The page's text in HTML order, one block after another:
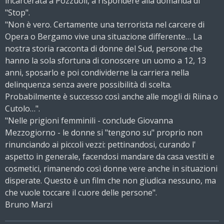
"Stop".
"Non è vero. Certamente una terrorista nel carcere di
Opera o Bergamo vive una situazione differente… La
nostra storia racconta di donne del Sud, persone che
hanno la sola sfortuna di conoscere un uomo a 12, 13
anni, sposarlo e poi condividerne la carriera nella
delinquenza senza avere possibilità di scelta.
Probabilmente è successo così anche alle mogli di Riina o
Cutolo…".
"Nelle prigioni femminili - conclude Giovanna
Mezzogiorno - le donne si "tengono su" proprio non
rinunciando ai piccoli vezzi: pettinandosi, curando l'
aspetto in generale, facendosi mandare da casa vestiti e
cosmetici, rimanendo così donne vere anche in situazioni
disperate. Questo è un film che non giudica nessuno, ma
che vuole toccare il cuore delle persone".
Bruno Marzi